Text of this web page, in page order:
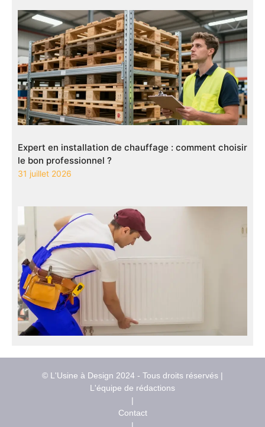
Expert en installation de chauffage : comment choisir
le bon professionnel ?
31 juillet 2026
© L'Usine à Design 2024 - Tous droits réservés |
L'équipe de rédactions
|
Contact